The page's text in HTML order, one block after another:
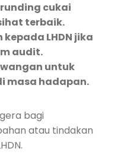
cukai
terbaik.
LHDN jika
audit.
untuk
masa hadapan.
bagi
atau tindakan